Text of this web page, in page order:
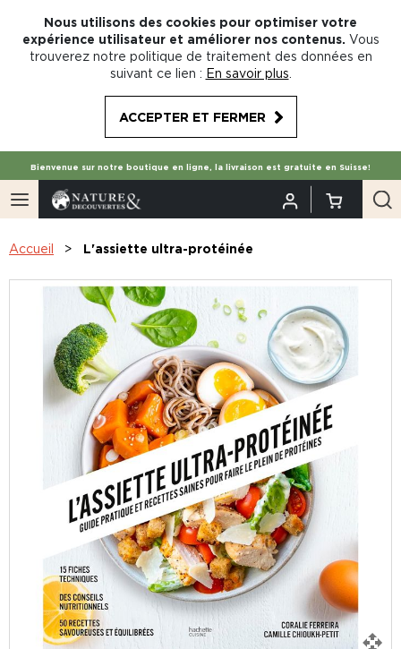
Nous utilisons des cookies pour optimiser votre
expérience utilisateur et améliorer nos contenus. Vous
trouverez notre politique de traitement des données en
suivant ce lien : En savoir plus
ACCEPTER ET FERMER
Bienvenue sur notre boutique en ligne, la livraison est gratuite en Suisse!
Accueil L'assiette ultra-protéinée